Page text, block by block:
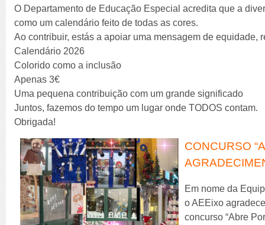
O Departamento de Educação Especial acredita que a
como um calendário feito de todas as cores.
Ao contribuir, estás a apoiar uma mensagem de equidade,
Calendário 2026
Colorido como a inclusão
Apenas 3€
Uma pequena contribuição com um grande significado
Juntos, fazemos do tempo um lugar onde TODOS contam.
Obrigada!
CONCURSO
Em nome da
o AEEixo
concurso “Abre